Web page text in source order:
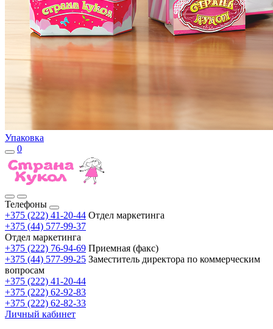
Упаковка
0
Телефоны
+375 (222) 41-20-44 Отдел маркетинга
+375 (44) 577-99-37
Отдел маркетинга
+375 (222) 76-94-69 Приемная (факс)
+375 (44) 577-99-25 Заместитель директора по коммерческим
вопросам
+375 (222) 41-20-44
+375 (222) 62-92-83
+375 (222) 62-82-33
Личный кабинет